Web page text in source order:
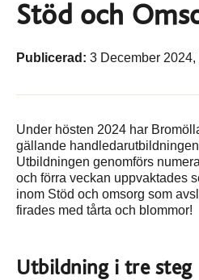
Stöd och
Publicerad: 3 December 2024,
Under hösten 2024 har
gällande
Utbildningen genomförs
och förra veckan uppvaktades
inom Stöd och omsorg som
firades med tårta och blommor!
Utbildning i tre steg